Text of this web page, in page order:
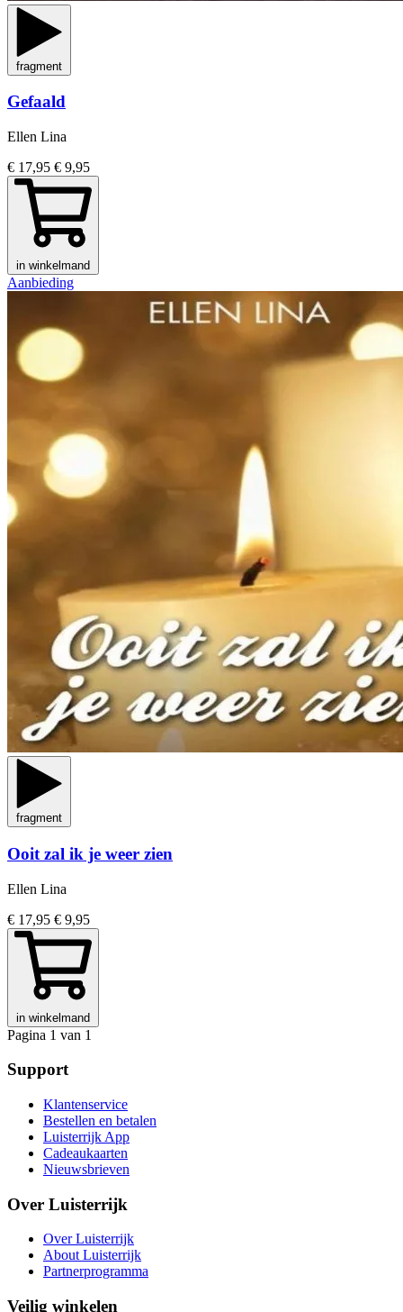
fragment
Gefaald
Ellen Lina
€ 17,95 € 9,95
in winkelmand
Aanbieding
fragment
Ooit zal ik je weer zien
Ellen Lina
€ 17,95 € 9,95
in winkelmand
Pagina 1 van 1
Support
Klantenservice
Bestellen en betalen
Luisterrijk App
Cadeaukaarten
Nieuwsbrieven
Over Luisterrijk
Over Luisterrijk
About Luisterrijk
Partnerprogramma
Veilig winkelen